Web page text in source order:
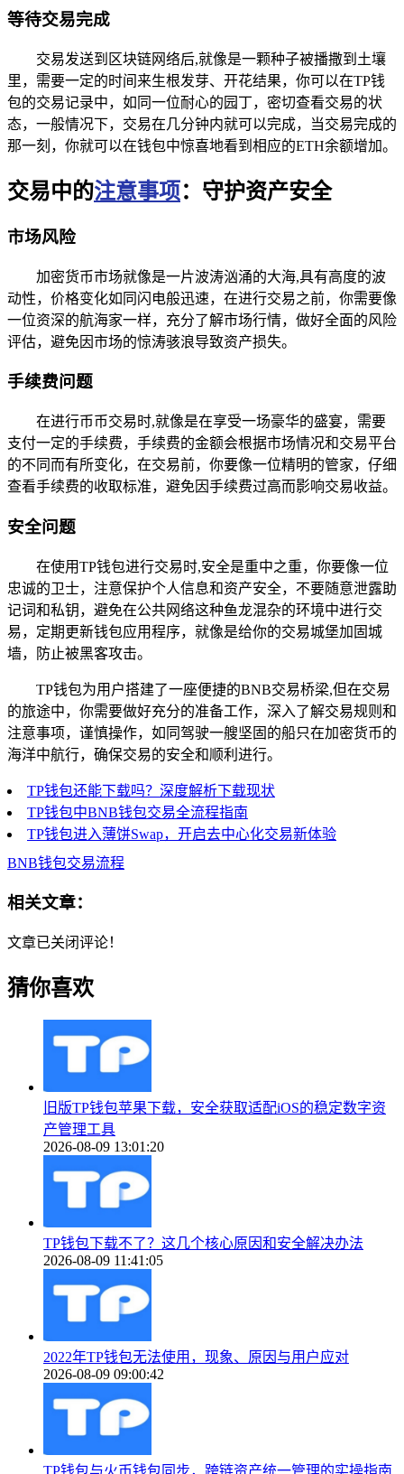
等待交易完成
交易发送到区块链网络后,就像是一颗种子被播撒到土壤
里，需要一定的时间来生根发芽、开花结果，你可以在TP钱
包的交易记录中，如同一位耐心的园丁，密切查看交易的状
态，一般情况下，交易在几分钟内就可以完成，当交易完成的
那一刻，你就可以在钱包中惊喜地看到相应的ETH余额增加。
交易中的注意事项：守护资产安全
市场风险
加密货币市场就像是一片波涛汹涌的大海,具有高度的波
动性，价格变化如同闪电般迅速，在进行交易之前，你需要像
一位资深的航海家一样，充分了解市场行情，做好全面的风险
评估，避免因市场的惊涛骇浪导致资产损失。
手续费问题
在进行币币交易时,就像是在享受一场豪华的盛宴，需要
支付一定的手续费，手续费的金额会根据市场情况和交易平台
的不同而有所变化，在交易前，你要像一位精明的管家，仔细
查看手续费的收取标准，避免因手续费过高而影响交易收益。
安全问题
在使用TP钱包进行交易时,安全是重中之重，你要像一位
忠诚的卫士，注意保护个人信息和资产安全，不要随意泄露助
记词和私钥，避免在公共网络这种鱼龙混杂的环境中进行交
易，定期更新钱包应用程序，就像是给你的交易城堡加固城
墙，防止被黑客攻击。
TP钱包为用户搭建了一座便捷的BNB交易桥梁,但在交易
的旅途中，你需要做好充分的准备工作，深入了解交易规则和
注意事项，谨慎操作，如同驾驶一艘坚固的船只在加密货币的
海洋中航行，确保交易的安全和顺利进行。
TP钱包还能下载吗？深度解析下载现状
TP钱包中BNB钱包交易全流程指南
TP钱包进入薄饼Swap，开启去中心化交易新体验
BNB钱包交易流程
相关文章：
文章已关闭评论！
猜你喜欢
旧版TP钱包苹果下载，安全获取适配iOS的稳定数字资
产管理工具
2026-08-09 13:01:20
TP钱包下载不了？这几个核心原因和安全解决办法
2026-08-09 11:41:05
2022年TP钱包无法使用，现象、原因与用户应对
2026-08-09 09:00:42
TP钱包与火币钱包同步，跨链资产统一管理的实操指南